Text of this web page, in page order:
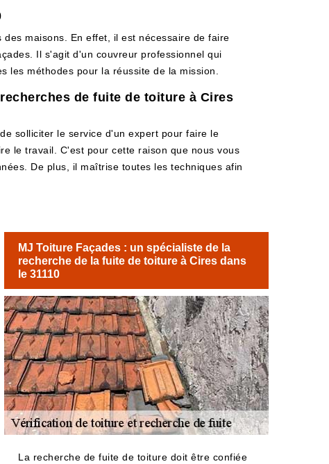
maisons. En effet, il est nécessaire de faire
Il s'agit d'un couvreur professionnel qui
les méthodes pour la réussite de la mission.
de fuite de toiture à Cires
solliciter le service d'un expert pour faire le
le travail. C'est pour cette raison que nous vous
De plus, il maîtrise toutes les techniques afin
MJ Toiture Façades : un spécialiste de la
recherche de la fuite de toiture à Cires dans
le 31110
La recherche de fuite de toiture doit être confiée